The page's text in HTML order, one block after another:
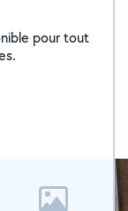
pour tout